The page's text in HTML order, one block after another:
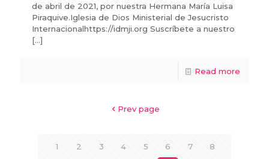
de abril de 2021, por nuestra Hermana María Luisa
Piraquive.Iglesia de Dios Ministerial de Jesucristo
Internacionalhttps://idmji.org Suscríbete a nuestro
[…]
Read more
Prev page
1 2 3 4 5 6 7 8